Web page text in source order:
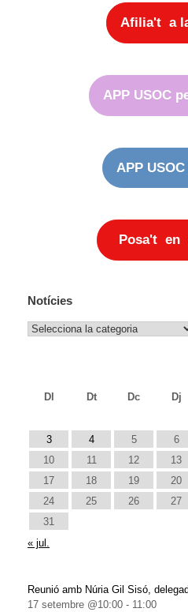
Afilia't a
APP USOC
APP
Posa't en
Notícies
Notícies
Dl
Dt Dc Dj
3
4 5 6
10
11 12 13
17
18 19 20
24
25 26 27
31
« jul.
Reunió amb Núria Gil Sisó,
17 setembre @10:00 - 11:00